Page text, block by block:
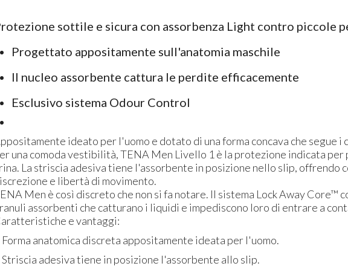
sottile e sicura con assorbenza Light contro piccole
Progettato appositamente sull'anatomia maschile
Il nucleo assorbente cattura le perdite efficacemente
Esclusivo sistema Odour Control
ideato per l'uomo e dotato di una forma concava che segue i
una comoda vestibilità, TENA Men Livello 1 è la protezione indicata
La striscia adesiva tiene l'assorbente in posizione nello slip, offrendo
e libertà di movimento.
Men è così discreto che non si fa notare. Il sistema Lock Away Core™
assorbenti che catturano i liquidi e impediscono loro di entrare a
e vantaggi:
Forma anatomica discreta appositamente ideata per l'uomo.
Striscia adesiva tiene in posizione l'assorbente allo slip.